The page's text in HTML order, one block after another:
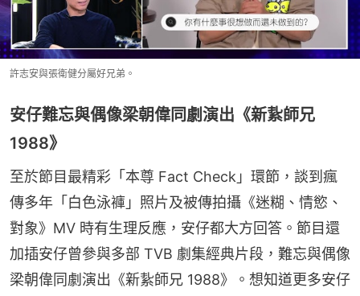
許志安與張衛健分屬好兄弟。
安仔難忘與偶像梁朝偉同劇演出《新紥師兄
1988》
至於節目最精彩「本尊 Fact Check」環節，談到瘋
傳多年「白色泳褲」照片及被傳拍攝《迷糊、情慾、
對象》MV 時有生理反應，安仔都大方回答。節目還
加插安仔曾參與多部 TVB 劇集經典片段，難忘與偶像
梁朝偉同劇演出《新紥師兄 1988》。想知道更多安仔